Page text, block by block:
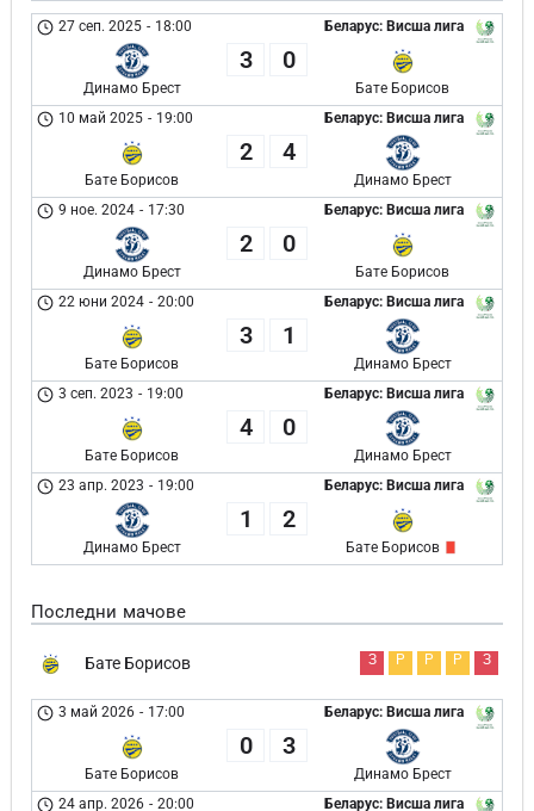
Беларус: Висша лига
27 сеп. 2025 - 18:00
Динамо Брест
3 0
Бате Борисов
Беларус: Висша лига
10 май 2025 - 19:00
Бате Борисов
2 4
Динамо Брест
Беларус: Висша лига
9 ное. 2024 - 17:30
Динамо Брест
2 0
Бате Борисов
Беларус: Висша лига
22 юни 2024 - 20:00
Бате Борисов
3 1
Динамо Брест
Беларус: Висша лига
3 сеп. 2023 - 19:00
Бате Борисов
4 0
Динамо Брест
Беларус: Висша лига
23 апр. 2023 - 19:00
Динамо Брест
1 2
Бате Борисов
Последни мачове
Бате Борисов З Р Р Р З
Беларус: Висша лига
3 май 2026 - 17:00
Бате Борисов
0 3
Динамо Брест
Беларус: Висша лига
24 апр. 2026 - 20:00